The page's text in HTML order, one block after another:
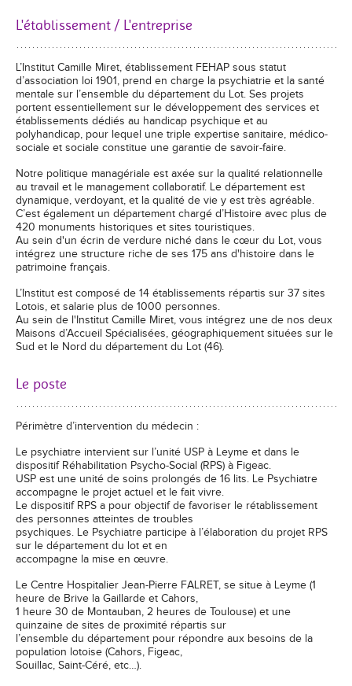
L'établissement / L'entreprise
L’Institut Camille Miret, établissement FEHAP sous statut
d’association loi 1901, prend en charge la psychiatrie et la santé
mentale sur l’ensemble du département du Lot. Ses projets
portent essentiellement sur le développement des services et
établissements dédiés au handicap psychique et au
polyhandicap, pour lequel une triple expertise sanitaire, médico-
sociale et sociale constitue une garantie de savoir-faire.
Notre politique managériale est axée sur la qualité relationnelle
au travail et le management collaboratif. Le département est
dynamique, verdoyant, et la qualité de vie y est très agréable.
C’est également un département chargé d’Histoire avec plus de
420 monuments historiques et sites touristiques.
Au sein d'un écrin de verdure niché dans le cœur du Lot, vous
intégrez une structure riche de ses 175 ans d'histoire dans le
patrimoine français.
L’Institut est composé de 14 établissements répartis sur 37 sites
Lotois, et salarie plus de 1000 personnes.
Au sein de l'Institut Camille Miret, vous intégrez une de nos deux
Maisons d’Accueil Spécialisées, géographiquement situées sur le
Sud et le Nord du département du Lot (46).
Le poste
Périmètre d’intervention du médecin :
Le psychiatre intervient sur l’unité USP à Leyme et dans le
dispositif Réhabilitation Psycho-Social (RPS) à Figeac.
USP est une unité de soins prolongés de 16 lits. Le Psychiatre
accompagne le projet actuel et le fait vivre.
Le dispositif RPS a pour objectif de favoriser le rétablissement
des personnes atteintes de troubles
psychiques. Le Psychiatre participe à l’élaboration du projet RPS
sur le département du lot et en
accompagne la mise en œuvre.
Le Centre Hospitalier Jean-Pierre FALRET, se situe à Leyme (1
heure de Brive la Gaillarde et Cahors,
1 heure 30 de Montauban, 2 heures de Toulouse) et une
quinzaine de sites de proximité répartis sur
l’ensemble du département pour répondre aux besoins de la
population lotoise (Cahors, Figeac,
Souillac, Saint-Céré, etc…).